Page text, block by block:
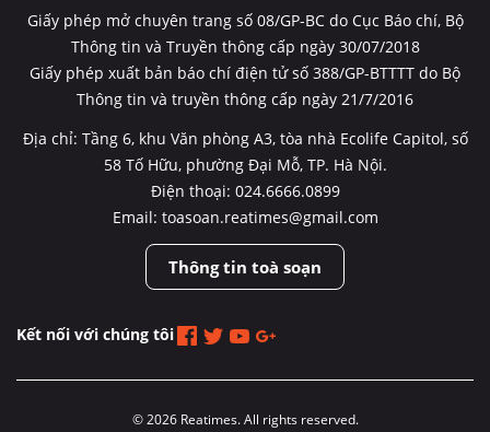
Giấy phép mở chuyên trang số 08/GP-BC do Cục Báo chí, Bộ
Thông tin và Truyền thông cấp ngày 30/07/2018
Giấy phép xuất bản báo chí điện tử số 388/GP-BTTTT do Bộ
Thông tin và truyền thông cấp ngày 21/7/2016
Địa chỉ: Tầng 6, khu Văn phòng A3, tòa nhà Ecolife Capitol, số
58 Tố Hữu, phường Đại Mỗ, TP. Hà Nội.
Điện thoại: 024.6666.0899
Email: toasoan.reatimes@gmail.com
Thông tin toà soạn
Kết nối với chúng tôi
© 2026 Reatimes. All rights reserved.